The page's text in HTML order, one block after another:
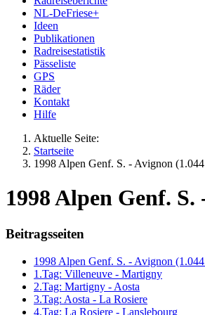
NL-DeFriese+
Ideen
Publikationen
Radreisestatistik
Pässeliste
GPS
Räder
Kontakt
Hilfe
Aktuelle Seite:
Startseite
1998 Alpen Genf. S. - Avignon
1998 Alpen Genf.
Beitragsseiten
1998 Alpen Genf. S. - Avignon
1.Tag: Villeneuve - Martigny
2.Tag: Martigny - Aosta
3.Tag: Aosta - La Rosiere
4.Tag: La Rosiere - Lanslebourg